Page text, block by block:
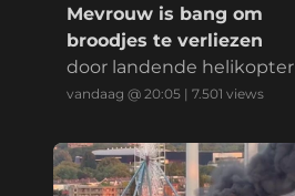
Mevrouw is bang om
broodjes te verliezen
door landende helikopter
vandaag @ 20:05 | 7.501 views